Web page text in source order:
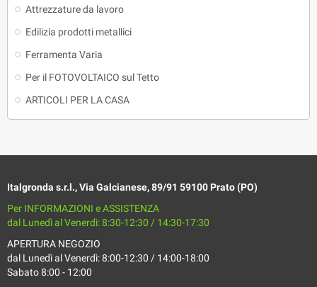
Attrezzature da lavoro
Edilizia prodotti metallici
Ferramenta Varia
Per il FOTOVOLTAICO sul Tetto
ARTICOLI PER LA CASA
Italgronda s.r.l., Via Galcianese, 89/91 59100 Prato (PO)
Per INFORMAZIONI e ASSISTENZA
dal Lunedì al Venerdì: 8:30-12:30 / 14:30-17:30
APERTURA NEGOZIO
dal Lunedì al Venerdì: 8:00-12:30 / 14:00-18:00
Sabato 8:00 - 12:00